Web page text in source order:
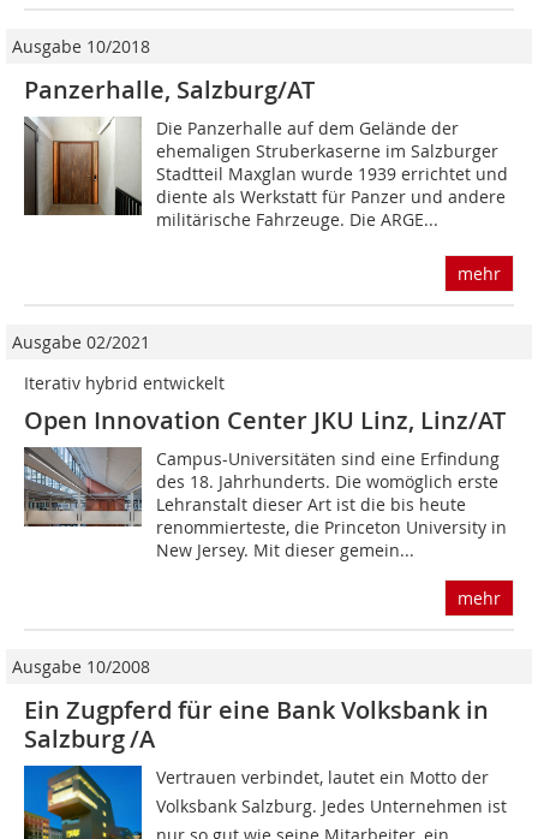
Ausgabe 10/2018
Panzerhalle, Salzburg/AT
Die Panzerhalle auf dem Gelände der
ehemaligen Struberkaserne im Salzburger
Stadtteil Maxglan wurde 1939 errichtet und
diente als Werkstatt für Panzer und andere
militärische Fahrzeuge. Die ARGE...
mehr
Ausgabe 02/2021
Iterativ hybrid entwickelt
Open Innovation Center JKU Linz, Linz/AT
Campus-Universitäten sind eine Erfindung
des 18. Jahrhunderts. Die womöglich erste
Lehranstalt dieser Art ist die bis heute
renommierteste, die Princeton University in
New Jersey. Mit dieser gemein...
mehr
Ausgabe 10/2008
Ein Zugpferd für eine Bank Volksbank in
Salzburg /A
Vertrauen verbindet, lautet ein Motto der
Volksbank Salzburg. Jedes Unternehmen ist